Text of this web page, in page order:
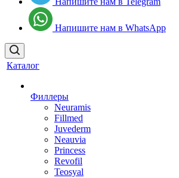
Напишите нам в WhatsApp
Каталог
Филлеры
Neuramis
Fillmed
Juvederm
Neauvia
Princess
Revofil
Teosyal